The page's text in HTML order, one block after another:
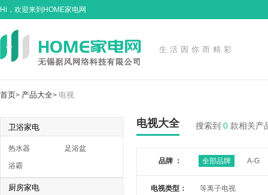
Hi，欢迎来到HOME家电网
生活因你而精彩
首页> 产品大全> 电视
卫浴家电
热水器 足浴盆
浴霸
厨房家电
电视大全 搜索到 0 款相关产
品牌 ： 全部品牌 A-G
电视类型： 等离子电视